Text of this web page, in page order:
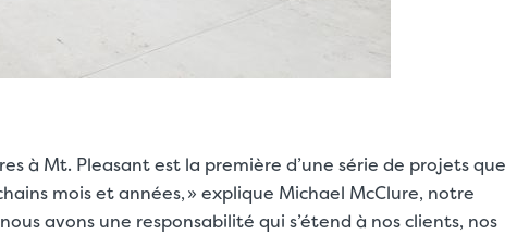
à Mt. Pleasant est la première d’une série de projets que
mois et années, » explique Michael McClure, notre
avons une responsabilité qui s’étend à nos clients, nos